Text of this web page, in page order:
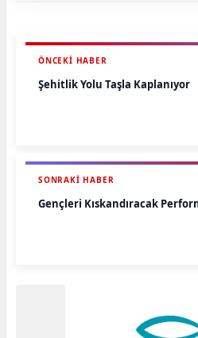
ÖNCEKI HABER
Şehitlik Yolu Taşla Kaplanıyor
SONRAKI HABER
Gençleri Kıskandıracak